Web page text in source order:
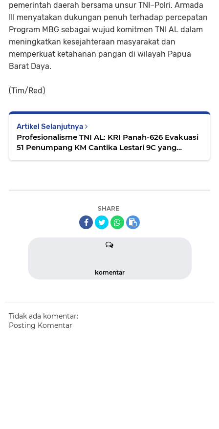
pemerintah daerah bersama unsur TNI–Polri. Armada
III menyatakan dukungan penuh terhadap percepatan
Program MBG sebagai wujud komitmen TNI AL dalam
meningkatkan kesejahteraan masyarakat dan
memperkuat ketahanan pangan di wilayah Papua
Barat Daya.
(Tim/Red)
Artikel Selanjutnya
Profesionalisme TNI AL: KRI Panah-626 Evakuasi
51 Penumpang KM Cantika Lestari 9C yang
SHARE
komentar
Tidak ada komentar:
Posting Komentar